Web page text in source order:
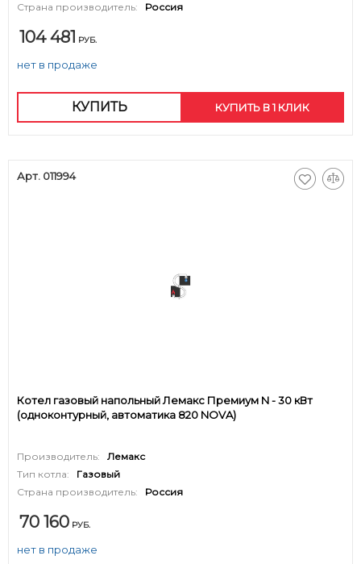
Страна производитель:
Россия
104 481 РУБ.
нет в продаже
КУПИТЬ КУПИТЬ В 1 КЛИК
Арт. 011994
Котел газовый напольный Лемакс Премиум N - 30 кВт
(одноконтурный, автоматика 820 NOVA)
Производитель:
Лемакс
Тип котла:
Газовый
Страна производитель:
Россия
70 160 РУБ.
нет в продаже